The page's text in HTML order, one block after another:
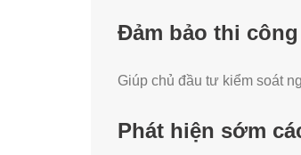
Đảm bảo thi
Giúp chủ đầu tư kiểm soát
Phát hiện sớm